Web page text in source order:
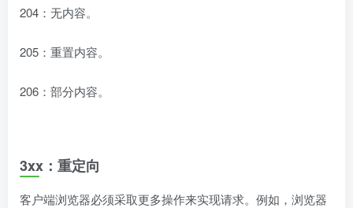
204：无内容。
205：重置内容。
206：部分内容。
3xx：重定向
客户端浏览器必须采取更多操作来实现请求。例如，浏览器